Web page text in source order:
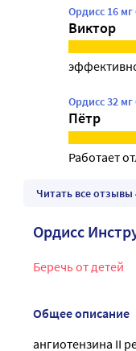
Ордисс 16
Виктор
Ордисс 32
Пётр
Работает
Читать все отзывы
Ордисс
Беречь от детей
Общее описание
ангиотензина II